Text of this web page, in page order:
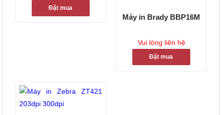
Đặt mua
Máy in Brady BBP16M
Vui lòng liên hệ
Đặt mua